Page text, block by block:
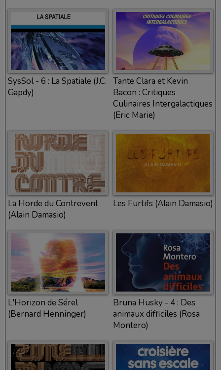
SysSol - 6 : La Spatiale (J.C.
Gapdy)
Tante Clara et Kevin
Bacon : Critiques
Culinaires Intergalactiques
(Eric Marie)
La Horde du Contrevent
(Alain Damasio)
Les Furtifs (Alain Damasio)
L'Horizon de Sérel
(Bernard Henninger)
Bruna Husky - 4 : Des
animaux difficiles (Rosa
Montero)